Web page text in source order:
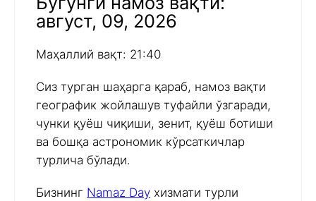
август, 09, 2026
Маҳаллий вақт: 21:40
Сиз турган шаҳарга қараб, намоз вақти
географик жойлашув туфайли ўзгаради,
чунки қуёш чиқиши, зенит, қуёш ботиши
ва бошқа астрономик кўрсаткичлар
турлича бўлади.
Бизнинг Namaz Day хизмати турли